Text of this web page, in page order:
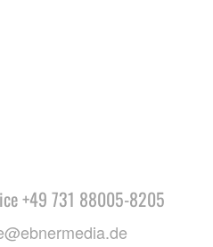
+49 731 88005-8205